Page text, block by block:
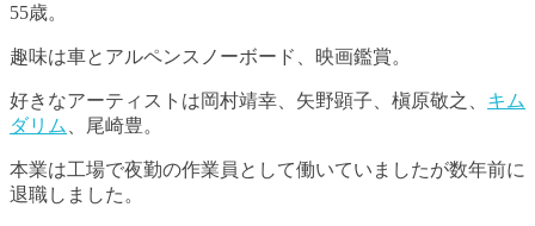
55歳。
趣味は車とアルペンスノーボード、映画鑑賞。
好きなアーティストは岡村靖幸、矢野顕子、槇原敬之、 キム
ダリム
、尾崎豊。
本業は工場で夜勤の作業員として働いていましたが数年前に
退職しました。